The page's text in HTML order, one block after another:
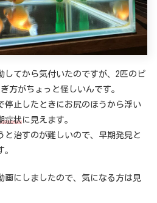
してから気付いたのですが、2匹のピ
方がちょっと怪しいんです。
停止したときにお尻のほうから浮い
症状に見えます。
と治すのが難しいので、早期発見と
画にしましたので、気になる方は見